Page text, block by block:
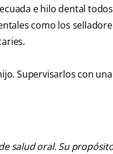
e hilo dental
como los
Supervisarlos con
salud oral. Su